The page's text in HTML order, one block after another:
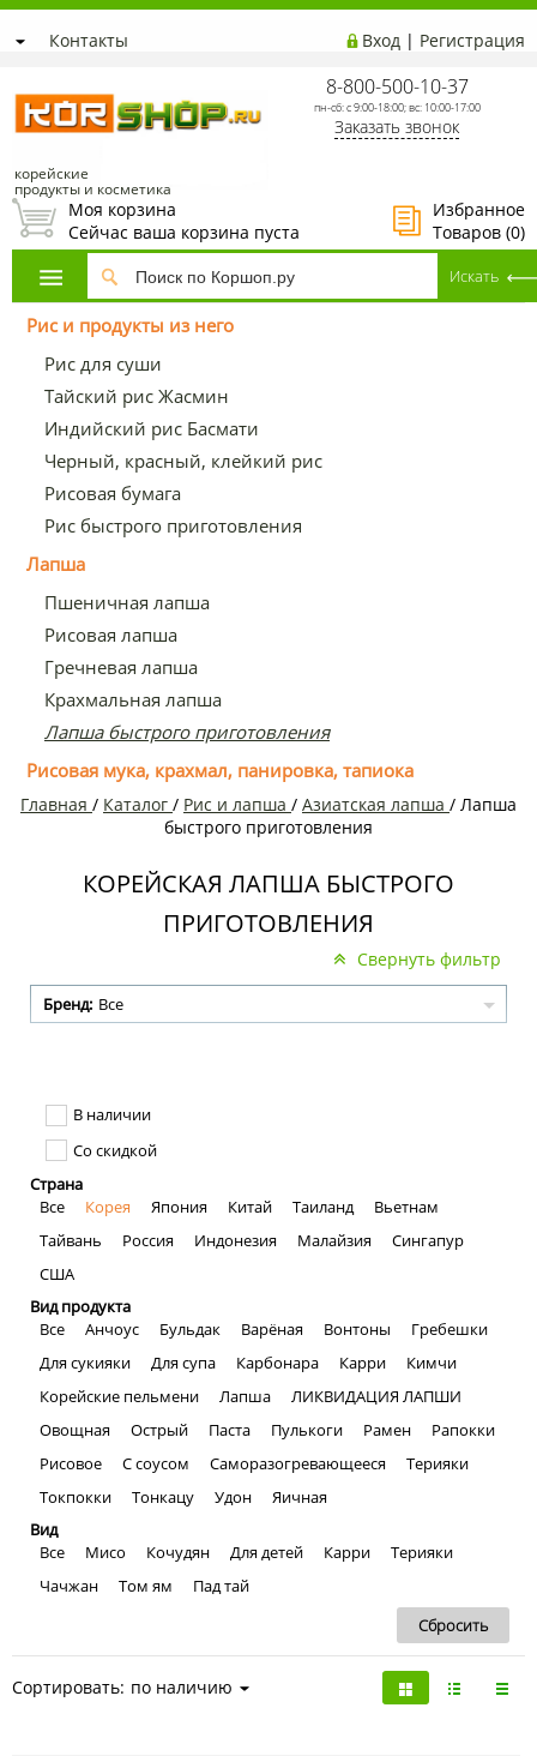
Контакты Вход | Регистрация
корейские
продукты и косметика
8-800-500-10-37
пн-сб: с 9:00-18:00; вс: 10:00-17:00
Заказать звонок
Избранное
Товаров (0)
Моя корзина
Сейчас ваша корзина пуста
Рис и продукты из него
Рис для суши
Тайский рис Жасмин
Индийский рис Басмати
Черный, красный, клейкий рис
Рисовая бумага
Рис быстрого приготовления
Лапша
Пшеничная лапша
Рисовая лапша
Гречневая лапша
Крахмальная лапша
Лапша быстрого приготовления
Рисовая мука, крахмал, панировка, тапиока
Главная / Каталог / Рис и лапша / Азиатская лапша / Лапша
быстрого приготовления
КОРЕЙСКАЯ ЛАПША БЫСТРОГО
ПРИГОТОВЛЕНИЯ
Свернуть фильтр
Бренд: Все
В наличии
Со скидкой
Страна
Все
Корея Япония Китай Таиланд
Вьетнам
Тайвань
Россия Индонезия Малайзия
Сингапур
США
Вид продукта
Все
Анчоус Бульдак Варёная Вонтоны
Гребешки
Для сукияки
Для супа Карбонара Карри
Кимчи
Корейские пельмени
Лапша
ЛИКВИДАЦИЯ ЛАПШИ
Овощная
Острый Паста Пулькоги Рамен
Рапокки
Рисовое
С соусом Саморазогревающееся
Терияки
Токпокки
Тонкацу Удон
Яичная
Вид
Все
Мисо Кочудян Для детей Карри
Терияки
Чачжан
Том ям Пад тай
Сортировать: по наличию